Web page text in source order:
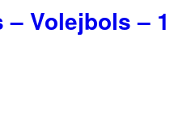
Volejbols – 1